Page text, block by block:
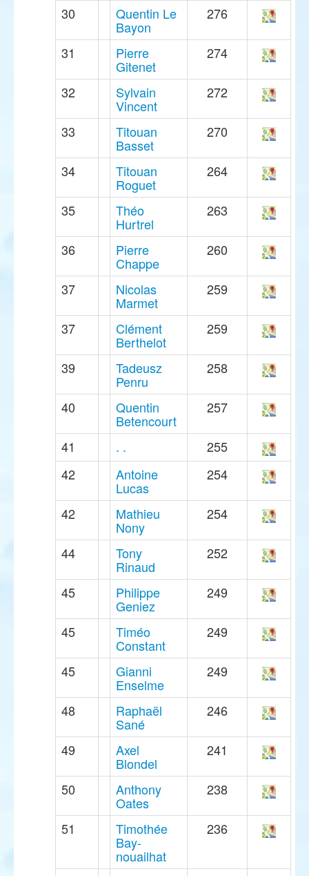
30 Quentin Le
Bayon
276
31 Pierre
Gitenet
274
32 Sylvain
Vincent
272
33 Titouan
Basset
270
34 Titouan
Roguet
264
35 Théo
Hurtrel
263
36 Pierre
Chappe
260
37 Nicolas
Marmet
259
37 Clément
Berthelot
259
39 Tadeusz
Penru
258
40 Quentin
Betencourt
257
41 . .
255
42
Antoine
Lucas
254
42 Mathieu
Nony
254
44 Tony
Rinaud
252
45 Philippe
Geniez
249
45 Timéo
Constant
249
45 Gianni
Enselme
249
48 Raphaël
Sané
246
49 Axel
Blondel
241
50 Anthony
Oates
238
51 Timothée
Bay-
nouailhat
236